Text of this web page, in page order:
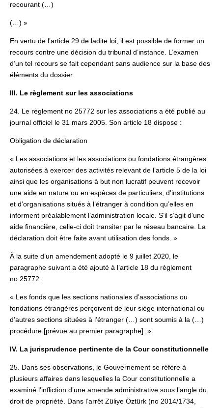
recourant (…)
(…) »
En vertu de l’article 29 de ladite loi, il est possible de former un
recours contre une décision du tribunal d’instance. L’examen
d’un tel recours se fait cependant sans audience sur la base des
éléments du dossier.
III. Le règlement sur les associations
24. Le règlement no 25772 sur les associations a été publié au
journal officiel le 31 mars 2005. Son article 18 dispose :
Obligation de déclaration
« Les associations et les associations ou fondations étrangères
autorisées à exercer des activités relevant de l’article 5 de la loi
ainsi que les organisations à but non lucratif peuvent recevoir
une aide en nature ou en espèces de particuliers, d’institutions
et d’organisations situés à l’étranger à condition qu’elles en
informent préalablement l’administration locale. S’il s’agit d’une
aide financière, celle-ci doit transiter par le réseau bancaire. La
déclaration doit être faite avant utilisation des fonds. »
À la suite d’un amendement adopté le 9 juillet 2020, le
paragraphe suivant a été ajouté à l’article 18 du règlement
no 25772 :
« Les fonds que les sections nationales d’associations ou
fondations étrangères perçoivent de leur siège international ou
d’autres sections situées à l’étranger (…) sont soumis à la (…)
procédure [prévue au premier paragraphe]. »
IV. La jurisprudence pertinente de la Cour constitutionnelle
25. Dans ses observations, le Gouvernement se réfère à
plusieurs affaires dans lesquelles la Cour constitutionnelle a
examiné l’infliction d’une amende administrative sous l’angle du
droit de propriété. Dans l’arrêt Züliye Öztürk (no 2014/1734,